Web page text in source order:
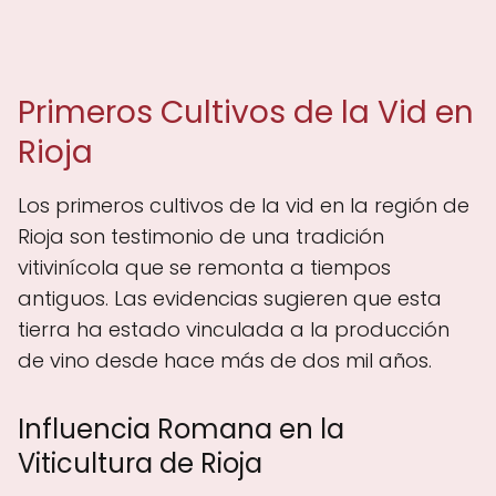
Primeros Cultivos de la Vid en
Rioja
Los primeros cultivos de la vid en la región de
Rioja son testimonio de una tradición
vitivinícola que se remonta a tiempos
antiguos. Las evidencias sugieren que esta
tierra ha estado vinculada a la producción
de vino desde hace más de dos mil años.
Influencia Romana en la
Viticultura de Rioja